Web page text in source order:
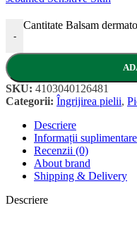
-
Cantitate Balsam
SKU: 4103040126481
Categorii: Îngrijirea pielii,
Descriere
Informații suplimentare
Recenzii (0)
About brand
Shipping & Delivery
Descriere